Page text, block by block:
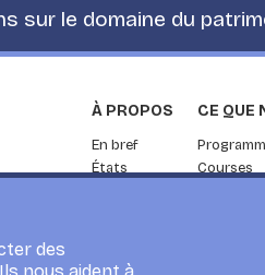
sur le domaine du
À PROPOS
En bref
États
CE QUE
Courses
des